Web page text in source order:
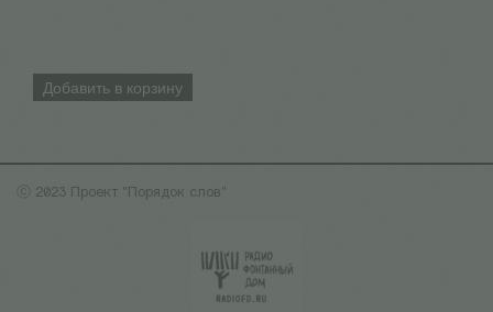
Добавить в корзину
ⓒ 2023 Проект "Порядок слов"